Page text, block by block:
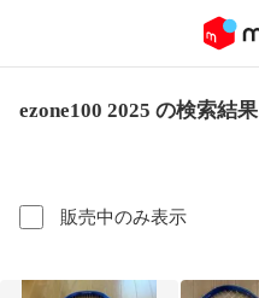
ezone100 2025 の検索結果
販売中のみ表示